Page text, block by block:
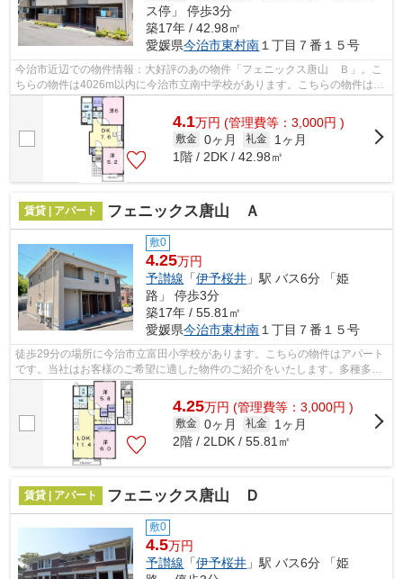
ス停」 停歩3分
築17年 / 42.98㎡
愛媛県今治市東村南１丁目７番１５号
今治市近辺での物件情報：大好評のあの物件「フェニックス唐山 Ｂ」。こ
ちらの物件は4026m以内に今治市立南中学校があります。こちらの物件はア
パートです。賃貸情報をお探しなら、当...
4.1万円 (管理費等：3,000円 )
敷金 0ヶ月 礼金
1ヶ月
1階 / 2DK / 42.98㎡
賃貸 | アパート フェニックス唐山 Ａ
敷0
4.25万円
予讃線 「伊予桜井 」駅 バス6分 「姫
路」 停歩3分
築17年 / 55.81㎡
愛媛県今治市東村南 １丁目７番１５号
徒歩29分の場所に今治市立富田小学校があります。こちらの物件はアパート
です。当社はお客様のご希望に適した物件のご紹介をいたします。多種多様
な物件情報を取り扱い、確かな情報を...
4.25万円 (管理費等：3,000円 )
敷金 0ヶ月 礼金
1ヶ月
2階 / 2LDK / 55.81㎡
賃貸 | アパート フェニックス唐山 Ｄ
敷0
4.5万円
予讃線 「伊予桜井 」駅 バス6分 「姫